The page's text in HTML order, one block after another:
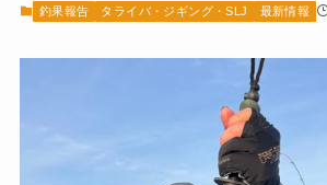
釣果報告 タライバ・ジギング・SLJ 最新情報